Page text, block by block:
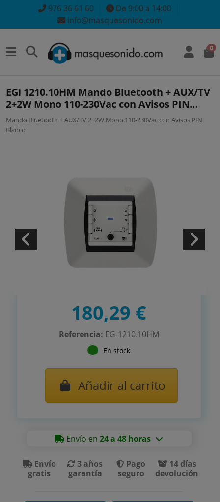
976 36 61 60
De 9:00 a 14:00
info@masquesonido.com
0
EGi 1210.10HM Mando Bluetooth + AUX/TV
2+2W Mono 110-230Vac con Avisos PIN
Blanco
Mando Bluetooth + AUX/TV 2+2W Mono 110-230Vac con Avisos PIN
Blanco
180,29 €
Referencia: EG-1210.10HM
En stock
Añadir al carrito
Envío en24 a 48 horas
Envío
gratis
3 años
garantía
Pago
seguro
14 días
devolución